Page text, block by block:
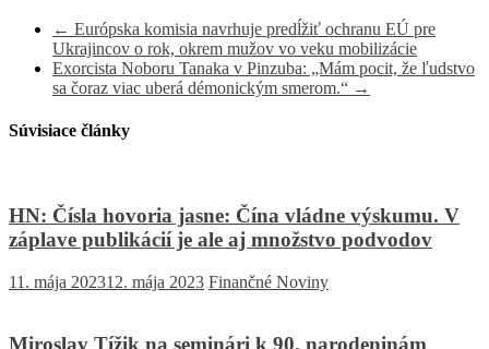
← Európska komisia navrhuje predĺžiť ochranu EÚ pre
Ukrajincov o rok, okrem mužov vo veku mobilizácie
Exorcista Noboru Tanaka v Pinzuba: „Mám pocit, že ľudstvo
sa čoraz viac uberá démonickým smerom.“ →
Súvisiace články
HN: Čísla hovoria jasne: Čína vládne výskumu. V
záplave publikácií je ale aj množstvo podvodov
11. mája 202312. mája 2023 Finančné Noviny
Miroslav Tížik na seminári k 90. narodeninám